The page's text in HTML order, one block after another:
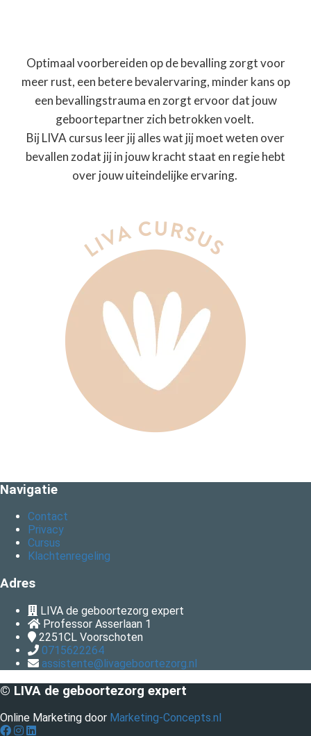
Optimaal voorbereiden op de bevalling zorgt voor
meer rust, een betere bevalervaring, minder kans op
een bevallingstrauma en zorgt ervoor dat jouw
geboortepartner zich betrokken voelt.
Bij LIVA cursus leer jij alles wat jij moet weten over
bevallen zodat jij in jouw kracht staat en regie hebt
over jouw uiteindelijke ervaring.
Navigatie
Contact
Privacy
Cursus
Klachtenregeling
Adres
LIVA de geboortezorg expert
Professor Asserlaan 1
2251CL Voorschoten
0715622264
assistente@livageboortezorg.nl
© LIVA de geboortezorg expert
Online Marketing door Marketing-Concepts.nl